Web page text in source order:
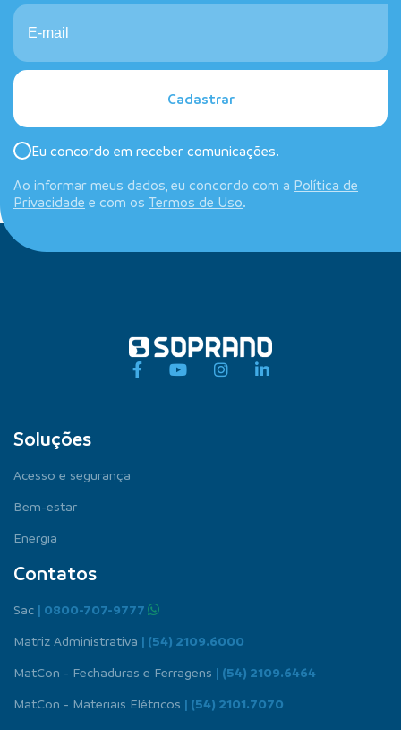
Cadastrar
Eu concordo em receber comunicações.
Ao informar meus dados, eu concordo com a Política de
Privacidade e com os Termos de Uso.
Soluções
Acesso e segurança
Bem-estar
Energia
Contatos
Sac | 0800-707-9777
Matriz Administrativa | (54) 2109.6000
MatCon - Fechaduras e Ferragens | (54) 2109.6464
MatCon - Materiais Elétricos | (54) 2101.7070